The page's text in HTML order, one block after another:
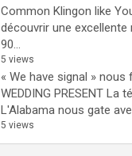
Common Klingon like
découvrir une excellente
90...
5 views
« We have signal » nous
WEDDING PRESENT La
L'Alabama nous gate
5 views